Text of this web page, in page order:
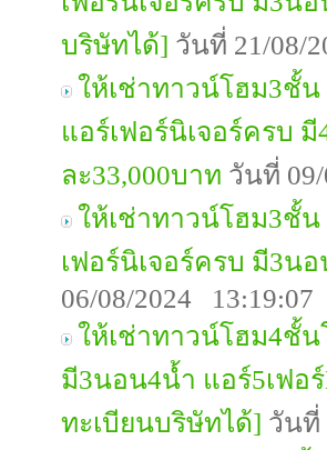
บริษัทได้] วันที่ 21/08/
ให้เช่าทาวน์โฮม3ชั้
แอร์เฟอร์นิเจอร์ครบ
ละ33,000บาท วันที่
ให้เช่าทาวน์โฮม3ชั้
เฟอร์นิเจอร์ครบ มี3น
06/08/2024 13:19:07
ให้เช่าทาวน์โฮม4ชั้
มี3นอน4น้ำ แอร์5เฟอ
ทะเบียนบริษัทได้] วันที่